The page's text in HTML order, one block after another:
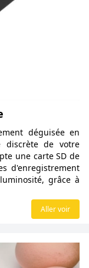
déguisée en
discrète de votre
une carte SD de
d'enregistrement
grâce à
Aller voir